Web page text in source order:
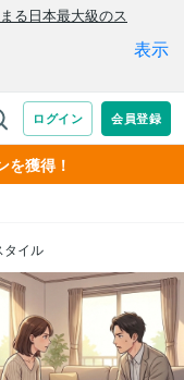
を獲得！
タイル